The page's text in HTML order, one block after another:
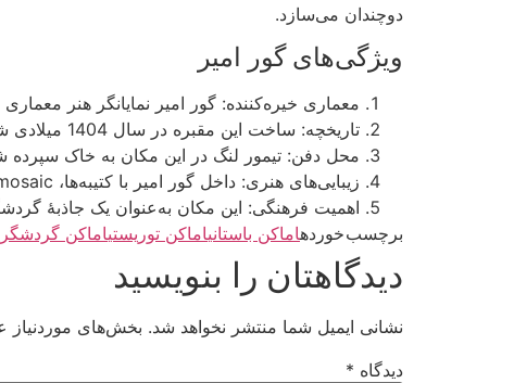
دوچندان می‌سازد.
ویژگی‌های گور امیر
معماری خیره‌کننده: گور امیر نمایانگر هنر
تاریخچه: ساخت این مقبره در سال 1404 میلادی شروع و در سال 1409 به اتمام رسید.
محل دفن: تیمور لنگ در این مکان به خاک سپرده
زیبایی‌های هنری: داخل گور امیر با کتیبه‌ها، mosaicها و طراحی‌های پیچیده تزئین شده که نشان‌دهنده ذوق و هنرمندی هنرمندان آن زمان است.
اهمیت فرهنگی: این مکان به‌عنوان یک جاذبهٔ
برچسب خوردهاماکن باستانیاماکن توریستیاماکن
دیدگاهتان را بنویسید
نشانی ایمیل شما منتشر نخواهد شد. بخش‌های موردنیاز
دیدگاه *